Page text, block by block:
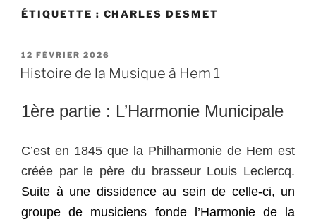
ÉTIQUETTE : CHARLES DESMET
PUBLIÉ
LE
12 FÉVRIER 2026
Histoire de la Musique à Hem 1
1ère partie : L’Harmonie Municipale
C’est en 1845 que la Philharmonie de Hem est
créée par le père du brasseur Louis Leclercq.
Suite à une dissidence au sein de celle-ci, un
groupe de musiciens fonde l’Harmonie de la